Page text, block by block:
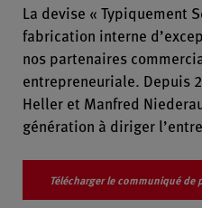
La devise « Typiquement
fabrication interne
nos partenaires
entrepreneuriale. Depuis
Heller et Manfred
génération à diriger
Télécharger le communiqué de